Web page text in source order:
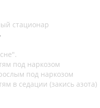
стационар
под наркозом
под наркозом
в седации (закись азота)